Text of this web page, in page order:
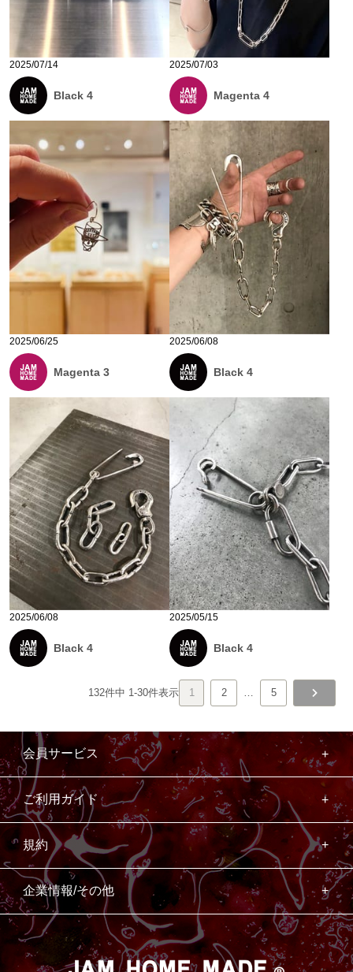
2025/07/14
Black 4
2025/07/03
Magenta 4
2025/06/25
Magenta 3
2025/06/08
Black 4
2025/06/08
Black 4
2025/05/15
Black 4
132件中 1-30件表示 1 2 … 5
会員サービス
ご利用ガイド
規約
企業情報/その他